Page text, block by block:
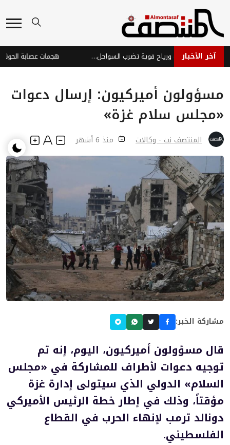
آخر الأخبار طقس متقلب: أمطار رعدية ورياح قوية تضرب السواحل والمرتفعات
مسؤولون أميركيون: إرسال دعوات
«مجلس سلام غزة»
المنتصف نت - وكالات منذ 6 أشهر
مشاركة الخبر:
قال مسؤولون أميركيون، اليوم، ​إنه تم
توجيه دعوات لأطراف للمشاركة في «مجلس
السلام» الدولي ‌الذي سيتولى ‌إدارة ‌غزة
⁠مؤقتاً، ​وذلك ‌في إطار خطة الرئيس الأميركي
دونالد ترمب لإنهاء الحرب في القطاع
الفلسطيني.